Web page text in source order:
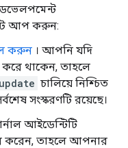
আপ করুন:
করুন । আপনি যদি
থাকেন, তাহলে
চালিয়ে নিশ্চিত
সংস্করণটি রয়েছে।
আইডেন্টিটি
করেন, তাহলে আপনার